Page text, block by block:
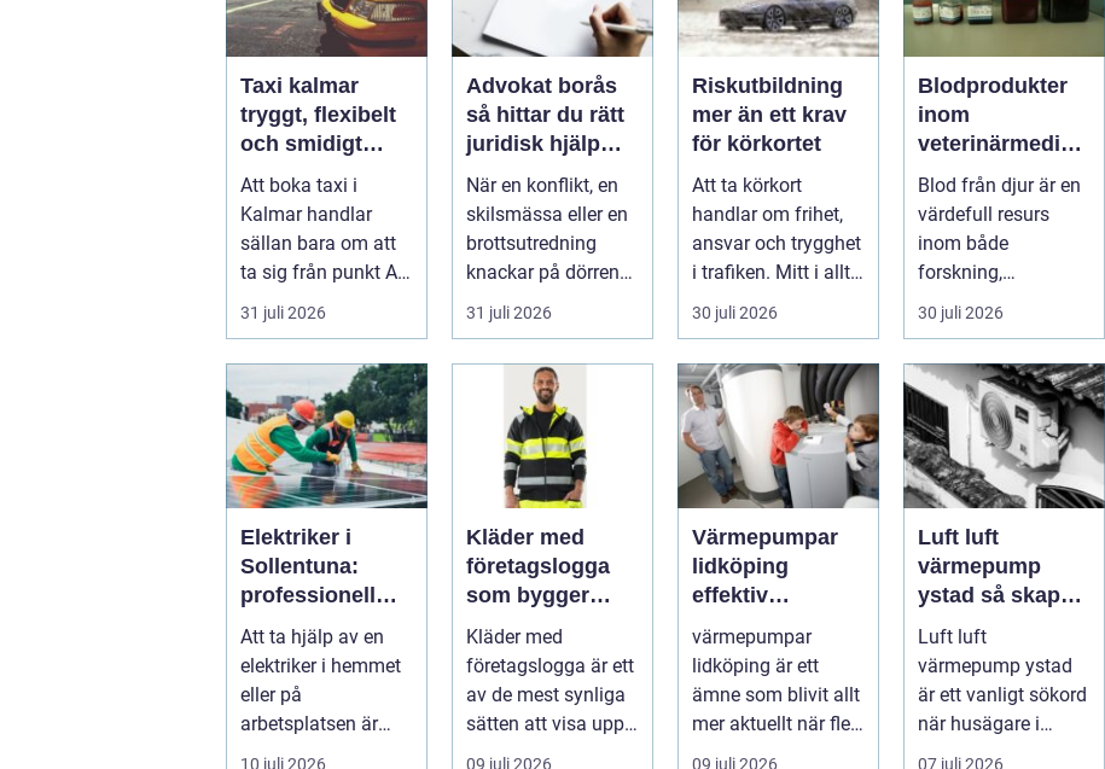
Taxi kalmar
tryggt, flexibelt
och smidigt
genom hela
resan
Att boka taxi i
Kalmar handlar
sällan bara om att
ta sig från punkt A
till punkt B. För
många är res...
31 juli 2026
Advokat borås
så hittar du rätt
juridisk hjälp
när livet
krånglar
När en konflikt, en
skilsmässa eller en
brottsutredning
knackar på dörren
förändras vardagen
snabbt....
31 juli 2026
Riskutbildning
mer än ett krav
för körkortet
Att ta körkort
handlar om frihet,
ansvar och trygghet
i trafiken. Mitt i allt
detta finns
riskutbild...
30 juli 2026
Blodprodukter
inom
veterinärmedici
n funktion,
kvalitet och
användning
Blod från djur är en
värdefull resurs
inom både
forskning,
diagnostik och
veterinärmedicin.
När blod...
30 juli 2026
Elektriker i
Sollentuna:
professionell
hjälp när du
behöver det
Att ta hjälp av en
elektriker i hemmet
eller på
arbetsplatsen är
ofta en nödv&a...
10 juli 2026
Kläder med
företagslogga
som bygger
varumärke i
vardagen
Kläder med
företagslogga är ett
av de mest synliga
sätten att visa upp
ett varum...
09 juli 2026
Värmepumpar
lidköping
effektiv
uppvärmning för
hus och
fastigheter
värmepumpar
lidköping är ett
ämne som blivit allt
mer aktuellt när fler
fastighetsägare vill
09 juli 2026
Luft luft
värmepump
ystad så skapar
du ett behagligt
inomhusklimat
Året om
Luft luft
värmepump ystad
är ett vanligt sökord
när husägare i
sydkustens klimat
07 juli 2026